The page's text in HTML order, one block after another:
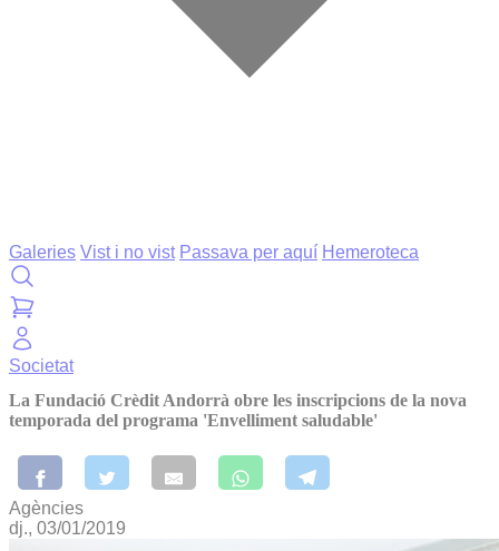
Galeries Vist i no vist Passava per aquí Hemeroteca
Societat
La Fundació Crèdit Andorrà obre les inscripcions de la nova
temporada del programa 'Envelliment saludable'
Agències
dj., 03/01/2019